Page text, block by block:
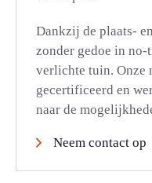
Dankzij de plaats-
zonder gedoe in
verlichte tuin. Onze
gecertificeerd en
naar de
Neem contact op